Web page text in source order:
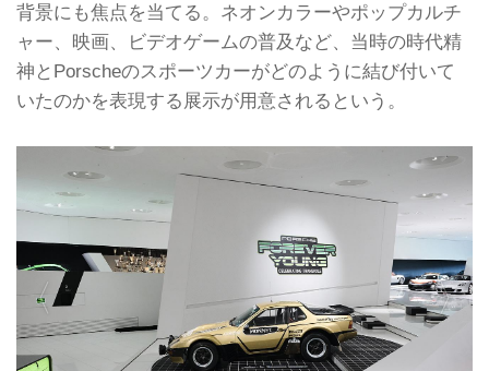
背景にも焦点を当てる。ネオンカラーやポップカルチ
ャー、映画、ビデオゲームの普及など、当時の時代精
神とPorscheのスポーツカーがどのように結び付いて
いたのかを表現する展示が用意されるという。